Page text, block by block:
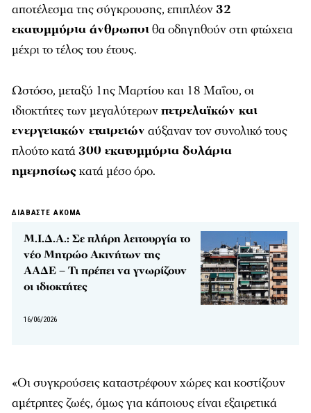
αποτέλεσμα της σύγκρουσης, επιπλέον32
εκατομμύρια άνθρωποιθα οδηγηθούν στη φτώχεια
μέχρι το τέλος του έτους.
Ωστόσο, μεταξύ 1ης Μαρτίου και 18 Μαΐου, οι
ιδιοκτήτες των μεγαλύτερωνπετρελαϊκών και
ενεργειακών εταιρειών αύξαναν τον συνολικό τους
πλούτο κατά300 εκατομμύρια δολάρια
ημερησίωςκατά μέσο όρο.
ΔΙΑΒΑΣΤΕ ΑΚΟΜΑ
Μ.Ι.Δ.Α.: Σε πλήρη λειτουργία το
νέο Μητρώο Ακινήτων της
ΑΑΔΕ – Τι πρέπει να γνωρίζουν
οι ιδιοκτήτες
16/06/2026
«Οι συγκρούσεις καταστρέφουν χώρες και κοστίζουν
αμέτρητες ζωές, όμως για κάποιους είναι εξαιρετικά